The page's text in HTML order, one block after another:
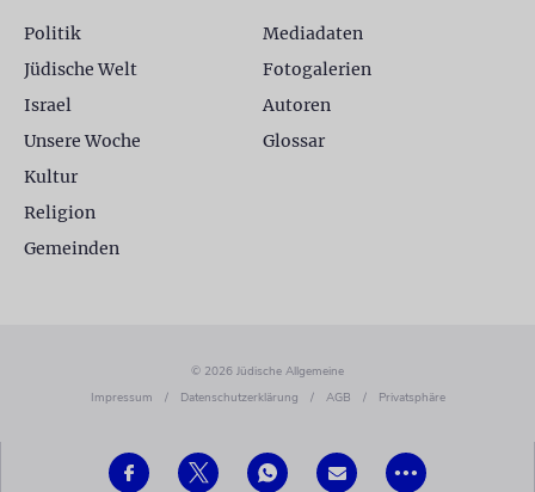
•••
Politik
Jüdische Welt
Israel
Unsere Woche
Kultur
Religion
Gemeinden
Mediadaten
Fotogalerien
Autoren
Glossar
© 2026 Jüdische Allgemeine
Impressum
/ Datenschutzerklärung / AGB / Privatsphäre